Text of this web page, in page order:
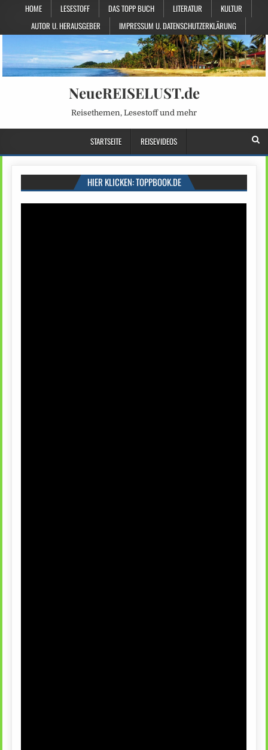
HOME LESESTOFF DAS TOPP BUCH LITERATUR
KULTUR
AUTOR U. HERAUSGEBER
IMPRESSUM U. DATENSCHUTZERKLÄRUNG
NeueREISELUST.de
Reisethemen, Lesestoff und mehr
STARTSEITE REISEVIDEOS
HIER KLICKEN: TOPPBOOK.DE